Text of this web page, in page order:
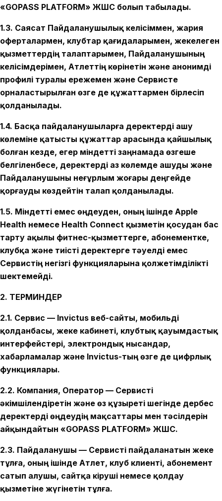
«GOPASS PLATFORM» ЖШС болып табылады.
1.3. Саясат Пайдаланушылық келісіммен, жария
оферталармен, клубтар қағидаларымен, жекелеген
қызметтердің талаптарымен, Пайдаланушының
келісімдерімен, Атлеттің көрінетін және анонимді
профилі туралы ережемен және Сервисте
орналастырылған өзге де құжаттармен бірлесіп
қолданылады.
1.4. Басқа пайдаланушыларға деректерді ашу
көлеміне қатысты құжаттар арасында қайшылық
болған кезде, егер міндетті заңнамада өзгеше
белгіленбесе, деректерді аз көлемде ашуды және
Пайдаланушыны неғұрлым жоғары деңгейде
қорғауды көздейтін талап қолданылады.
1.5. Міндетті емес өңдеуден, оның ішінде Apple
Health немесе Health Connect қызметін қосудан бас
тарту ақылы фитнес-қызметтерге, абонементке,
клубқа және тиісті деректерге тәуелді емес
Сервистің негізгі функцияларына қолжетімділікті
шектемейді.
2. ТЕРМИНДЕР
2.1. Сервис — Invictus веб-сайты, мобильді
қолданбасы, жеке кабинеті, клубтық қауымдастық
интерфейстері, электрондық нысандар,
хабарламалар және Invictus-тың өзге де цифрлық
функциялары.
2.2. Компания, Оператор — Сервисті
әкімшілендіретін және өз құзыреті шегінде дербес
деректерді өңдеудің мақсаттары мен тәсілдерін
айқындайтын «GOPASS PLATFORM» ЖШС.
2.3. Пайдаланушы — Сервисті пайдаланатын жеке
тұлға, оның ішінде Атлет, клуб клиенті, абонемент
сатып алушы, сайтқа кіруші немесе қолдау
қызметіне жүгінетін тұлға.